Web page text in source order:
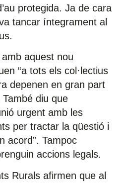
protegida. Ja de cara
tancar íntegrament al
aquest nou
“a tots els col·lectius
depenen en gran part
També diu que
urgent amb les
per tractar la qüestió i
acord”. Tampoc
accions legals.
Rurals afirmen que al